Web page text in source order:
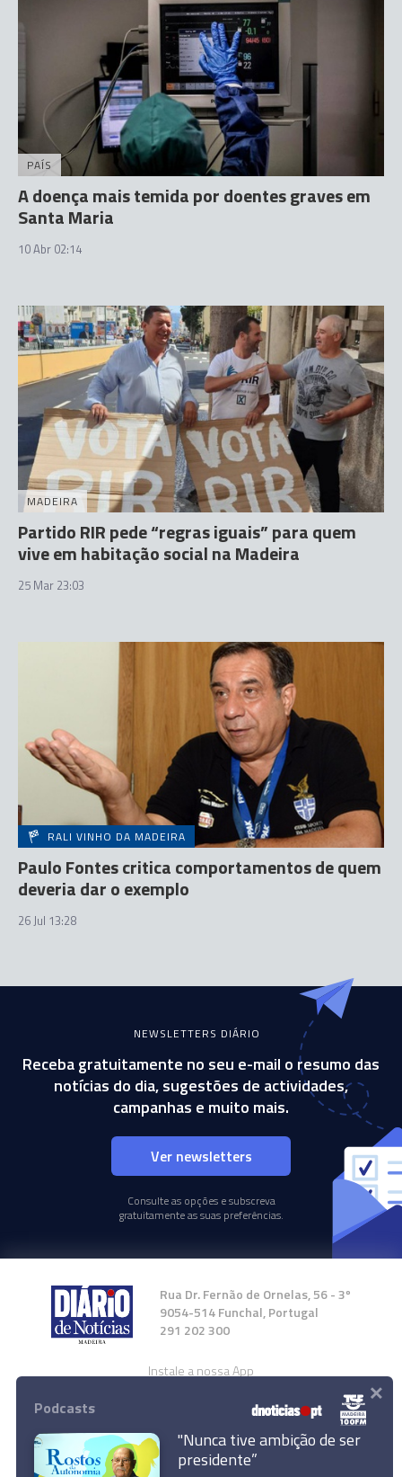
PAÍS
A doença mais temida por doentes graves em
Santa Maria
10 Abr 02:14
MADEIRA
Partido RIR pede “regras iguais” para quem
vive em habitação social na Madeira
25 Mar 23:03
RALI VINHO DA MADEIRA
Paulo Fontes critica comportamentos de quem
deveria dar o exemplo
26 Jul 13:28
NEWSLETTERS DIÁRIO
Receba gratuitamente no seu e-mail o resumo das
notícias do dia, sugestões de actividades,
campanhas e muito mais.
Ver newsletters
Consulte as opções e subscreva
gratuitamente as suas preferências.
Rua Dr. Fernão de Ornelas, 56 - 3º
9054-514 Funchal, Portugal
291 202 300
Instale a nossa App
Podcasts
"Nunca tive ambição de ser
presidente”
×